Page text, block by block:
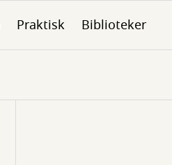
Praktisk Biblioteker